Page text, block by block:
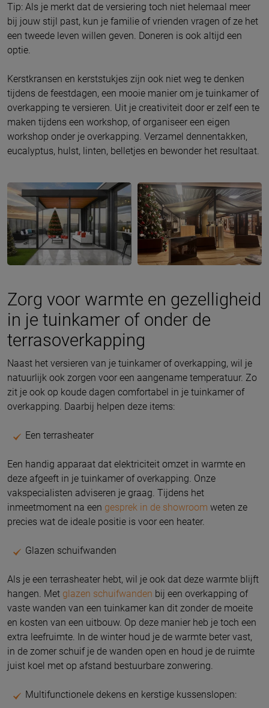
Tip: Als je merkt dat de versiering toch niet helemaal meer
bij jouw stijl past, kun je familie of vrienden vragen of ze het
een tweede leven willen geven. Doneren is ook altijd een
optie.
Kerstkransen en kerststukjes zijn ook niet weg te denken
tijdens de feestdagen, een mooie manier om je tuinkamer of
overkapping te versieren. Uit je creativiteit door er zelf een te
maken tijdens een workshop, of organiseer een eigen
workshop onder je overkapping. Verzamel dennentakken,
eucalyptus, hulst, linten, belletjes en bewonder het resultaat.
Zorg voor warmte en gezelligheid
in je tuinkamer of onder de
terrasoverkapping
Naast het versieren van je tuinkamer of overkapping, wil je
natuurlijk ook zorgen voor een aangename temperatuur. Zo
zit je ook op koude dagen comfortabel in je tuinkamer of
overkapping. Daarbij helpen deze items:
Een terrasheater
Een handig apparaat dat elektriciteit omzet in warmte en
deze afgeeft in je tuinkamer of overkapping. Onze
vakspecialisten adviseren je graag. Tijdens het
inmeetmoment na een gesprek in de showroom weten ze
precies wat de ideale positie is voor een heater.
Glazen schuifwanden
Als je een terrasheater hebt, wil je ook dat deze warmte blijft
hangen. Met glazen schuifwanden bij een overkapping of
vaste wanden van een tuinkamer kan dit zonder de moeite
en kosten van een uitbouw. Op deze manier heb je toch een
extra leefruimte. In de winter houd je de warmte beter vast,
in de zomer schuif je de wanden open en houd je de ruimte
juist koel met op afstand bestuurbare zonwering.
Multifunctionele dekens en kerstige kussenslopen: